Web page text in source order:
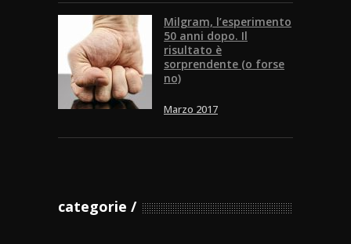
Milgram, l’esperimento
50 anni dopo. Il
risultato è
sorprendente (o forse
no)
Marzo 2017
categorie